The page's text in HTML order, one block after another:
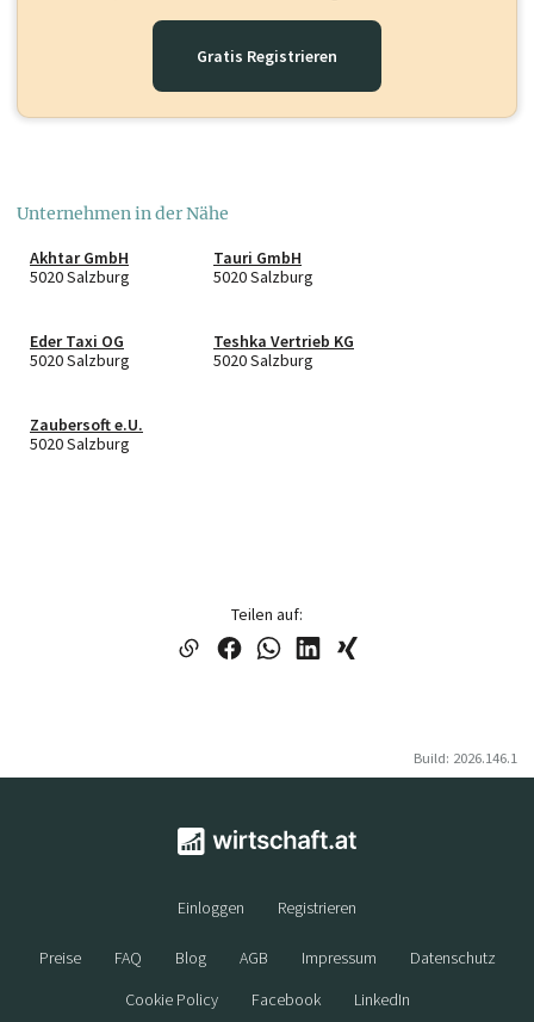
Gratis Registrieren
Unternehmen in der Nähe
Akhtar GmbH
5020 Salzburg
Tauri GmbH
5020 Salzburg
Eder Taxi OG
5020 Salzburg
Teshka Vertrieb KG
5020 Salzburg
Zaubersoft e.U.
5020 Salzburg
Teilen auf:
Build: 2026.146.1
Einloggen Registrieren
Preise FAQ Blog AGB Impressum
Datenschutz
Cookie Policy
Facebook LinkedIn